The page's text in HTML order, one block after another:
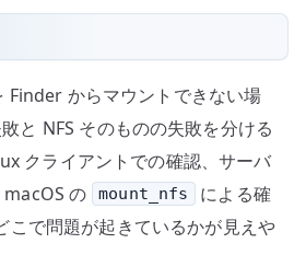
Finder からマウントできない場
と NFS そのものの失敗を分ける
クライアントでの確認、サーバ
の
mount_nfs
による確
こで問題が起きているかが見えや